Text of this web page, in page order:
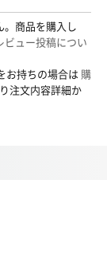
。商品を購入し
ビュー投稿につい
お持ちの場合は 購
注文内容詳細か